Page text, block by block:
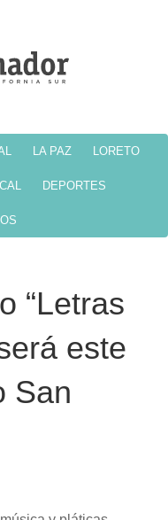
LA PAZ LORETO
DEPORTES
“Letras
este
San